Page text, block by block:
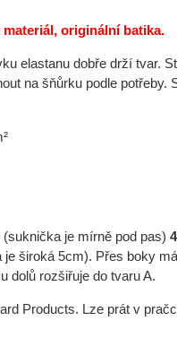
materiál, originální batika.
elastanu dobře drží tvar.
na šňůrku podle potřeby.
je mírně pod pas)
je široká 5cm). Přes boky
dolů rozšiřuje do tvaru A.
Products. Lze prát v